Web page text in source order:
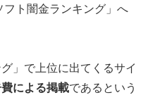
ト闇金ランキング」へ
」で上位に出てくるサイ
による掲載であるという